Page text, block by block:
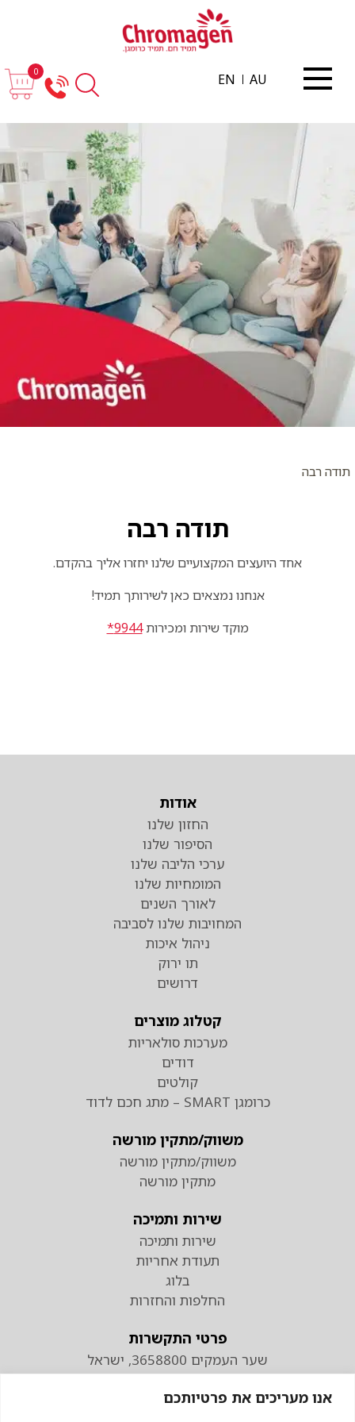
אנו מעריכים את פרטיותכם
AU
EN
0
תודה רבה
תודה רבה
אחד היועצים המקצועיים שלנו יחזרו אליך בהקדם.
אנחנו נמצאים כאן לשירותך תמיד!
מוקד שירות ומכירות9944*
אודות
החזון שלנו
הסיפור שלנו
ערכי הליבה שלנו
המומחיות שלנו
לאורך השנים
המחויבות שלנו לסביבה
ניהול איכות
תו ירוק
דרושים
קטלוג מוצרים
מערכות סולאריות
דודים
קולטים
כרומגן SMART – מתג חכם לדוד
משווק/מתקין מורשה
משווק/מתקין מורשה
מתקין מורשה
שירות ותמיכה
שירות ותמיכה
תעודת אחריות
בלוג
החלפות והחזרות
פרטי התקשרות
שער העמקים 3658800, ישראל
טלפון
074-7110298